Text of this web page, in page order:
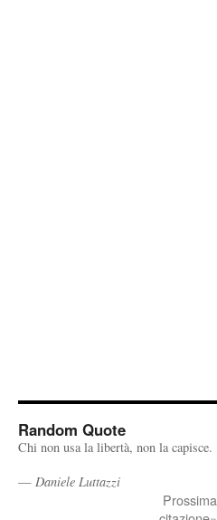
Random Quote
Chi non usa la libertà, non la capisce.
— Daniele Luttazzi
Prossima